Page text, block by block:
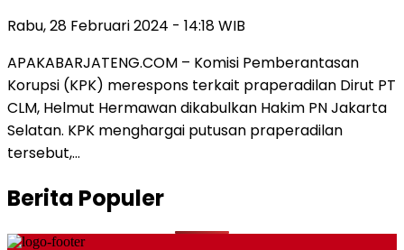
Rabu, 28 Februari 2024 - 14:18 WIB
APAKABARJATENG.COM – Komisi Pemberantasan
Korupsi (KPK) merespons terkait praperadilan Dirut PT
CLM, Helmut Hermawan dikabulkan Hakim PN Jakarta
Selatan. KPK menghargai putusan praperadilan
tersebut,…
Berita Populer